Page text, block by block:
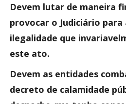
Devem lutar de maneira
provocar o Judiciário
ilegalidade que
este ato.
Devem as entidades
decreto de calamidade